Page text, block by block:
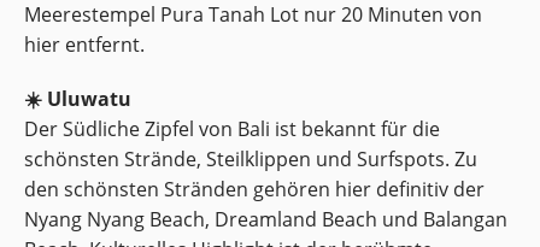
Meerestempel Pura Tanah Lot nur 20 Minuten von
hier entfernt.
☀️ Uluwatu
Der Südliche Zipfel von Bali ist bekannt für die
schönsten Strände, Steilklippen und Surfspots. Zu
den schönsten Stränden gehören hier definitiv der
Nyang Nyang Beach, Dreamland Beach und Balangan